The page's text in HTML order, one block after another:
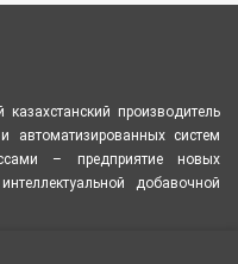
производитель
автоматизированных систем
– предприятие новых
добавочной